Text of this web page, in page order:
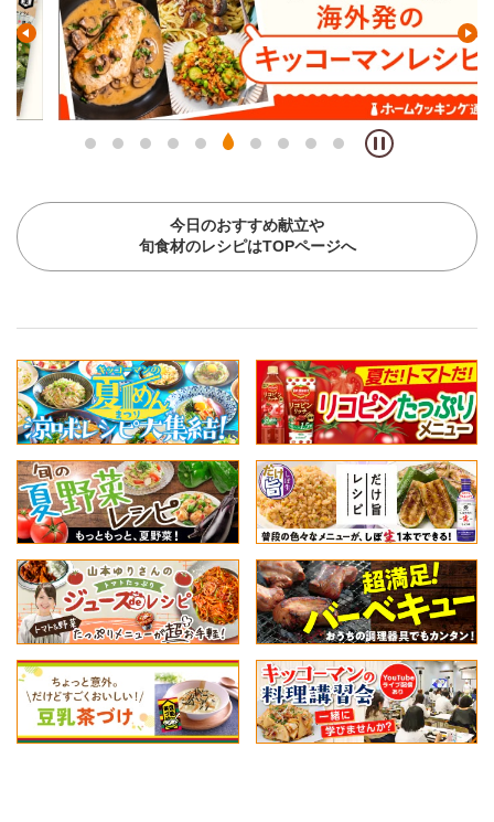
今日のおすすめ献立や
旬食材のレシピはTOPページへ